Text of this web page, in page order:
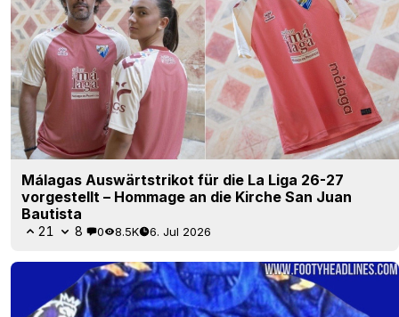
Málagas Auswärtstrikot für die La Liga 26-27
vorgestellt – Hommage an die Kirche San Juan
Bautista
21 8 0 8.5K 6. Jul 2026